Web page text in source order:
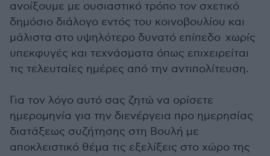
ανοίξουμε με ουσιαστικό τρόπο τον σχετικό
δημόσιο διάλογο εντός του κοινοβουλίου και
μάλιστα στο υψηλότερο δυνατό επίπεδο χωρίς
υπεκφυγές και τεχνάσματα όπως επιχειρείται
τις τελευταίες ημέρες από την αντιπολίτευση.
Για τον λόγο αυτό σας ζητώ να ορίσετε
ημερομηνία για την διενέργεια προ ημερησίας
διατάξεως συζήτησης στη Βουλή με
αποκλειστικό θέμα τις εξελίξεις στο χώρο της